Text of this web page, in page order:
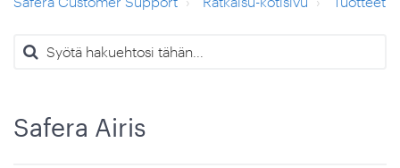
Safera Airis